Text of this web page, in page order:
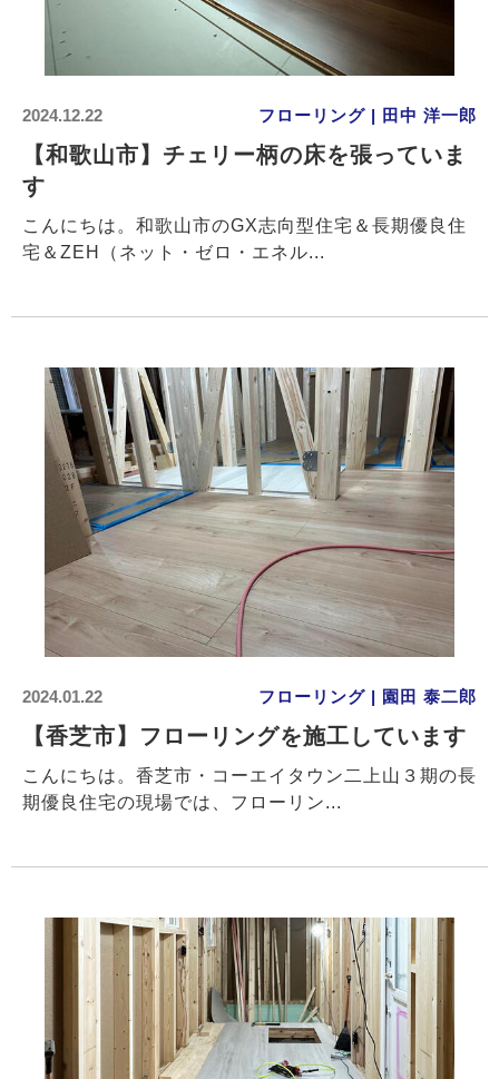
2024.12.22 フローリング | 田中 洋一郎
【和歌山市】チェリー柄の床を張っていま
す
こんにちは。和歌山市のGX志向型住宅＆長期優良住
宅＆ZEH（ネット・ゼロ・エネル...
2024.01.22 フローリング | 園田 泰二郎
【香芝市】フローリングを施工しています
こんにちは。香芝市・コーエイタウン二上山３期の長
期優良住宅の現場では、フローリン...